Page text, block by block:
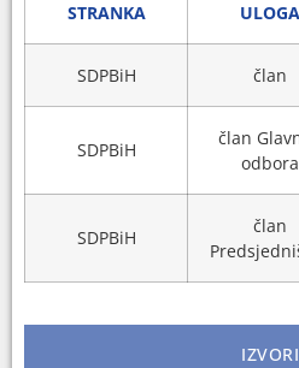
STRANKA ULOGA
SDPBiH član
SDPBiH
član
odbora
SDPBiH
član
IZVORI